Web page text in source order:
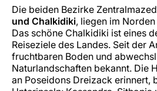
Die beiden Bezirke
und Chalkidiki, liegen im
Das schöne Chalkidiki ist eines
Reiseziele des Landes. Seit der
fruchtbaren Boden und
Naturlandschaften bekannt. Die
an Poseidons Dreizack erinnert,